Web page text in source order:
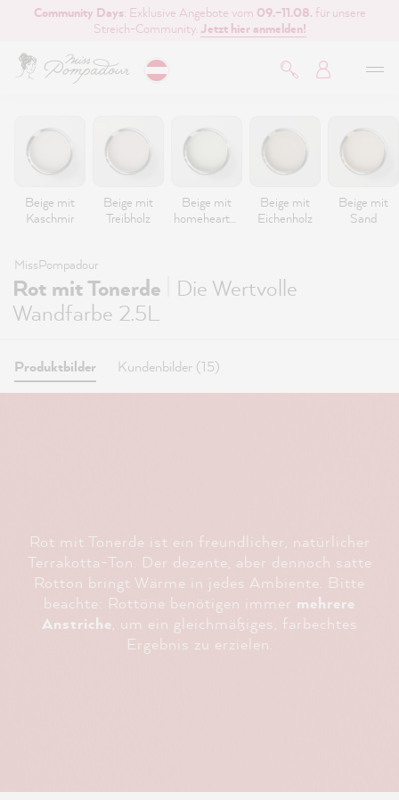
springen
Community Days: Exklusive Angebote vom 09.–11.08. für unsere
Streich-Community. Jetzt hier anmelden!
Beige mit
Kaschmir
Beige mit
Treibholz
Beige mit
homeheartm
Beige mit
Eichenholz
Beige mit
Sand
MissPompadour
Rot mit Tonerde
Die Wertvolle
Wandfarbe 2.5L
Produktbilder Kundenbilder (15)
Rot mit Tonerde ist ein freundlicher, natürlicher
Terrakotta-Ton. Der dezente, aber dennoch satte
Rotton bringt Wärme in jedes Ambiente. Bitte
beachte: Rottöne benötigen immer mehrere
Anstriche, um ein gleichmäßiges, farbechtes
Ergebnis zu erzielen.